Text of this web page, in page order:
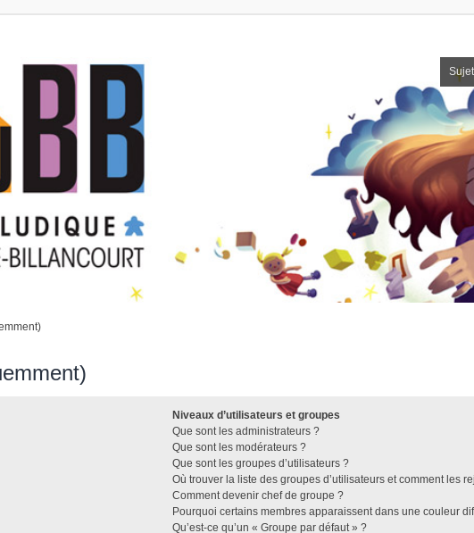
Niveaux d’utilisateurs et groupes
Que sont les administrateurs ?
Que sont les modérateurs ?
Que sont les groupes d’utilisateurs ?
Où trouver la liste des groupes d’utilisateurs et comment les
Comment devenir chef de groupe ?
Pourquoi certains membres apparaissent dans une couleur
Qu’est-ce qu’un « Groupe par défaut » ?